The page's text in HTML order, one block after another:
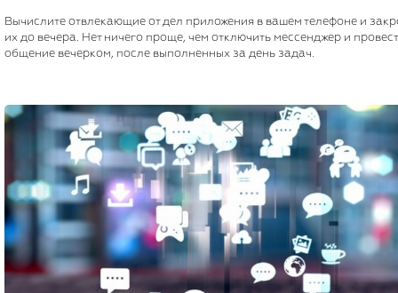
Вычислите отвлекающие от дел приложения в вашем телефоне и
их до вечера. Нет ничего проще, чем отключить мессенджер и
общение вечерком, после выполненных за день задач.